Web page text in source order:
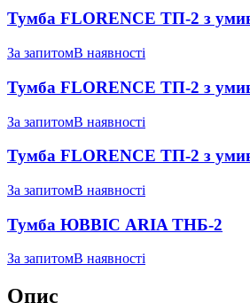
Тумба FLORENCE ТП-2 з
За запитомВ наявності
Тумба FLORENCE ТП-2 з
За запитомВ наявності
Тумба FLORENCE ТП-2 з
За запитомВ наявності
Тумба ЮВВІС ARIA ТНБ-2
За запитомВ наявності
Опис